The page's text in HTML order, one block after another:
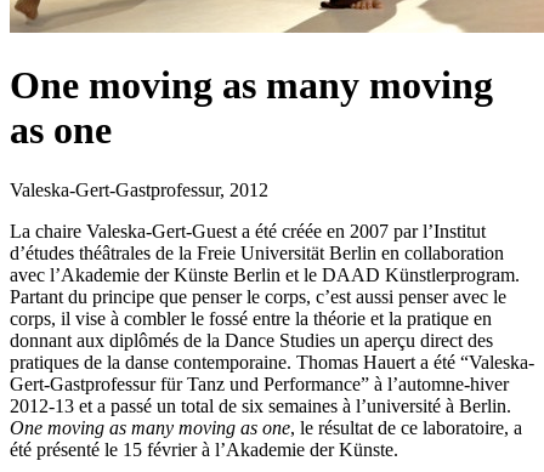
One moving as many moving
as one
Valeska-Gert-Gastprofessur, 2012
La chaire Valeska-Gert-Guest a été créée en 2007 par l’Institut
d’études théâtrales de la Freie Universität Berlin en collaboration
avec l’Akademie der Künste Berlin et le DAAD Künstlerprogram.
Partant du principe que penser le corps, c’est aussi penser avec le
corps, il vise à combler le fossé entre la théorie et la pratique en
donnant aux diplômés de la Dance Studies un aperçu direct des
pratiques de la danse contemporaine. Thomas Hauert a été “Valeska-
Gert-Gastprofessur für Tanz und Performance” à l’automne-hiver
2012-13 et a passé un total de six semaines à l’université à Berlin.
One moving as many moving as one, le résultat de ce laboratoire, a
été présenté le 15 février à l’Akademie der Künste.